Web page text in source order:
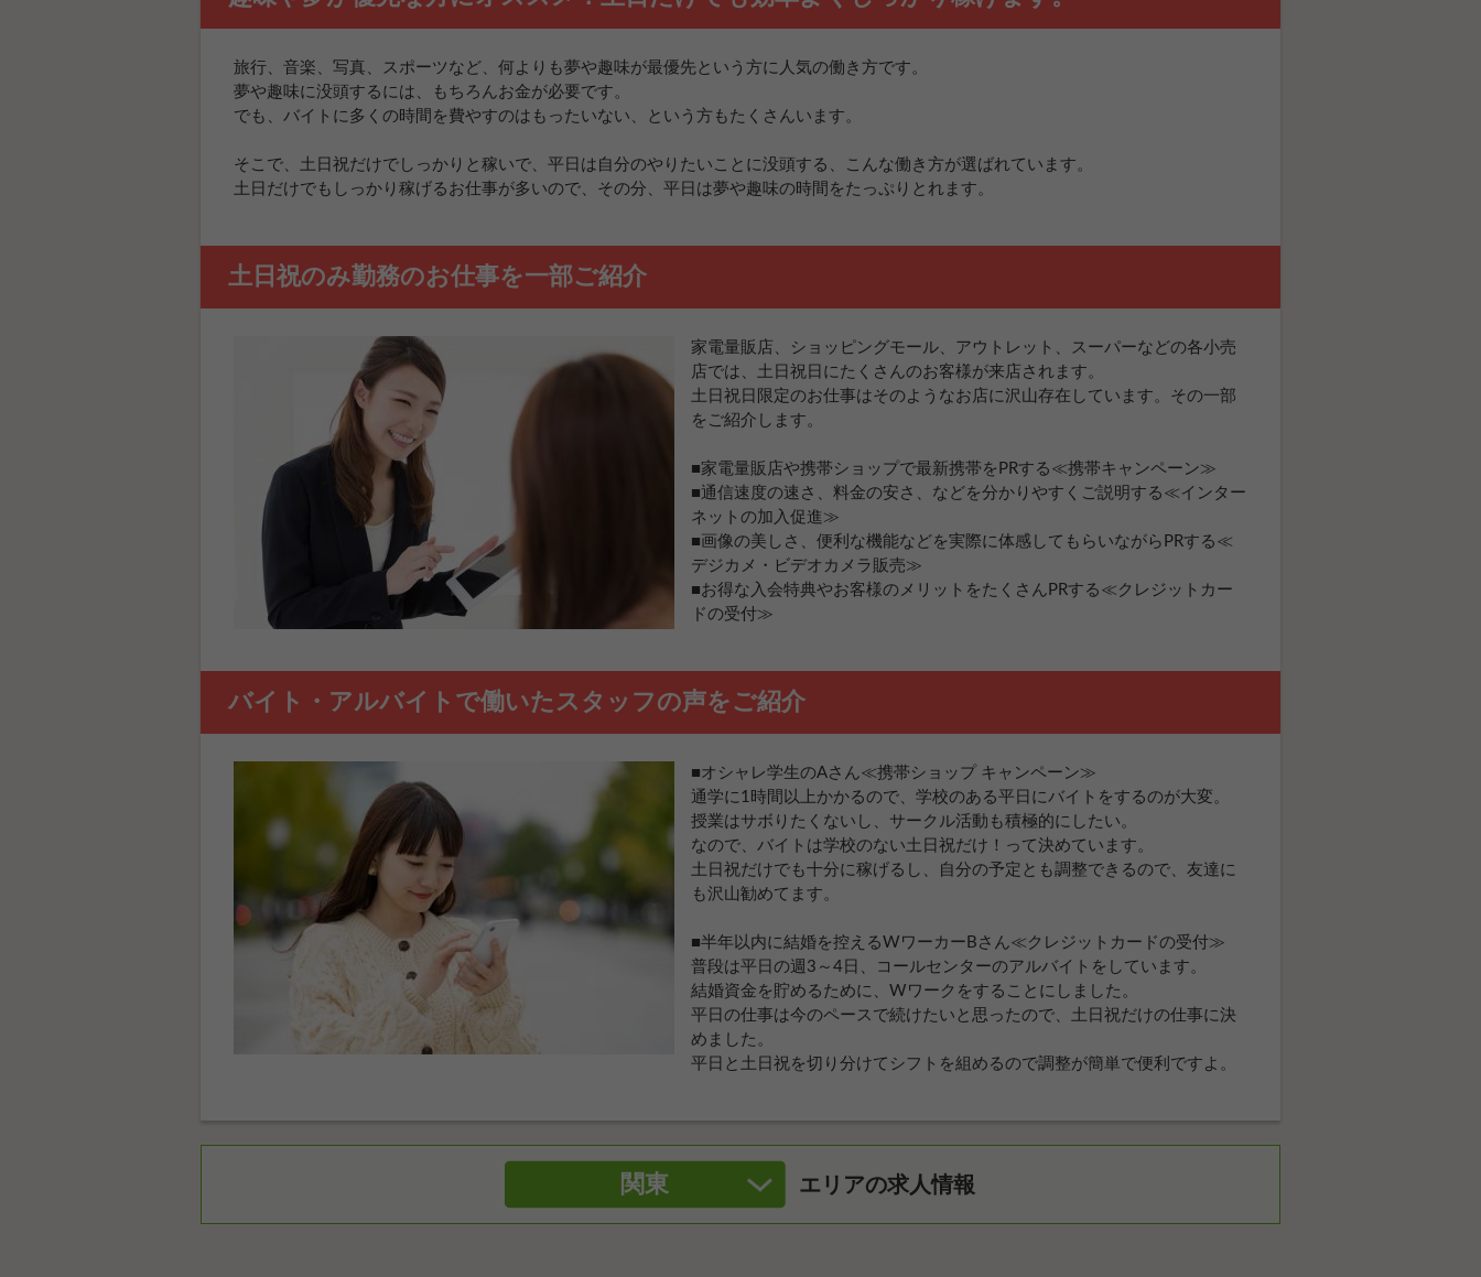
旅行、音楽、写真、スポーツなど、何よりも夢や趣味が最優先という方に人気の働き方です。
夢や趣味に没頭するには、もちろんお金が必要です。
でも、バイトに多くの時間を費やすのはもったいない、という方もたくさんいます。
そこで、土日祝だけでしっかりと稼いで、平日は自分のやりたいことに没頭する、こんな働き方が選ばれています。
土日だけでもしっかり稼げるお仕事が多いので、その分、平日は夢や趣味の時間をたっぷりとれます。
土日祝のみ勤務のお仕事を一部ご紹介
家電量販店、ショッピングモール、アウトレット、スーパーなどの各小売
店では、土日祝日にたくさんのお客様が来店されます。
土日祝日限定のお仕事はそのようなお店に沢山存在しています。その一部
をご紹介します。
■家電量販店や携帯ショップで最新携帯をPRする≪携帯キャンペーン≫
■通信速度の速さ、料金の安さ、などを分かりやすくご説明する≪インター
ネットの加入促進≫
■画像の美しさ、便利な機能などを実際に体感してもらいながらPRする≪
デジカメ・ビデオカメラ販売≫
■お得な入会特典やお客様のメリットをたくさんPRする≪クレジットカー
ドの受付≫
バイト・アルバイトで働いたスタッフの声をご紹介
■オシャレ学生のAさん≪携帯ショップ キャンペーン≫
通学に1時間以上かかるので、学校のある平日にバイトをするのが大変。
授業はサボりたくないし、サークル活動も積極的にしたい。
なので、バイトは学校のない土日祝だけ！って決めています。
土日祝だけでも十分に稼げるし、自分の予定とも調整できるので、友達に
も沢山勧めてます。
■半年以内に結婚を控えるWワーカーBさん≪クレジットカードの受付≫
普段は平日の週3～4日、コールセンターのアルバイトをしています。
結婚資金を貯めるために、Wワークをすることにしました。
平日の仕事は今のペースで続けたいと思ったので、土日祝だけの仕事に決
めました。
平日と土日祝を切り分けてシフトを組めるので調整が簡単で便利ですよ。
関東 エリアの求人情報